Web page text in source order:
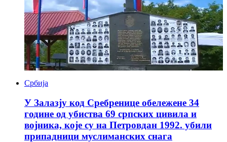
Србија
У Залазју код Сребренице обележене 34
године од убиства 69 српских цивила и
војника, које су на Петровдан 1992. убили
припадници муслиманских снага